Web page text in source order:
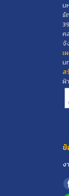
ม
ธั
ค
จั
เ
ม
ส
ฝ่
ง